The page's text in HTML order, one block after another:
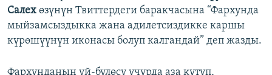
Салех өзүнүн Твиттердеги баракчасына “Фархунда
мыйзамсыздыкка жана адилетсиздикке каршы
күрөшүүнүн иконасы болуп калгандай” деп жазды.
Фархунданын үй-бүлөсү учурда аза күтүп,